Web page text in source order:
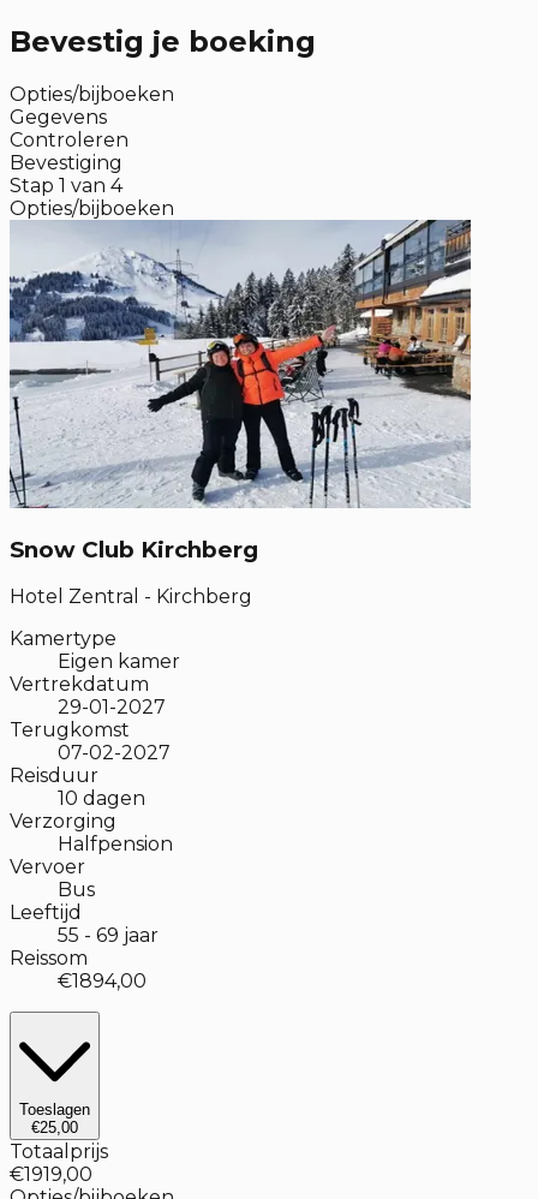
Bevestig je boeking
Opties/bijboeken
Gegevens
Controleren
Bevestiging
Stap 1 van 4
Opties/bijboeken
Snow Club Kirchberg
Hotel Zentral - Kirchberg
Kamertype
Eigen kamer
Vertrekdatum
29-01-2027
Terugkomst
07-02-2027
Reisduur
10 dagen
Verzorging
Halfpension
Vervoer
Bus
Leeftijd
55 - 69 jaar
Reissom
€1894,00
Toeslagen
€25,00
Totaalprijs
€1919,00